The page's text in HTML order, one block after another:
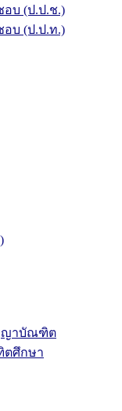
อบ (ป.ป.ช.)
อบ (ป.ป.ท.)
ญาบัณฑิต
ตศึกษา